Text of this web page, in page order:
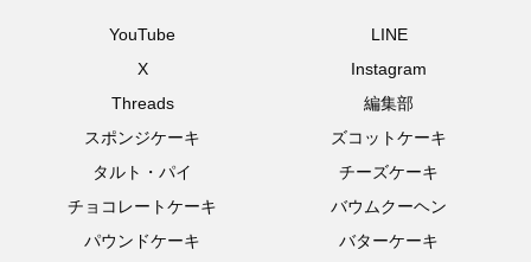
YouTube
LINE
X
Instagram
Threads
編集部
スポンジケーキ
ズコットケーキ
タルト・パイ
チーズケーキ
チョコレートケーキ
バウムクーヘン
パウンドケーキ
バターケーキ